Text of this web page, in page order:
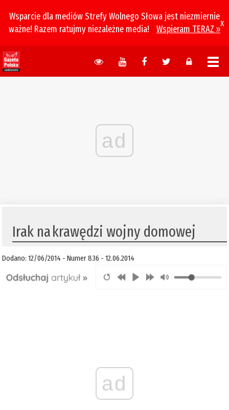
Wsparcie dla mediów Strefy Wolnego Słowa jest niezmiernie
ważne! Razem ratujmy niezależne media!
Wspieram TERAZ »
x
ad
Irak na krawędzi wojny domowej
Dodano: 12/06/2014 - Numer 836 - 12.06.2014
ad